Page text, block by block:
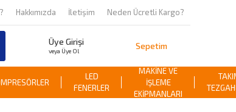
Hakkımızda İletişim Neden Ücretli Kargo?
Üye Girişi
veya Üye Ol Sepetim
LED
FENERLER
MAKİNE VE
İŞLEME
EKİPMANLARI